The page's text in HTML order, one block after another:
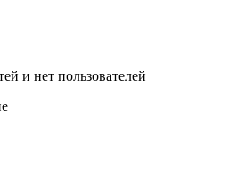
и нет пользователей